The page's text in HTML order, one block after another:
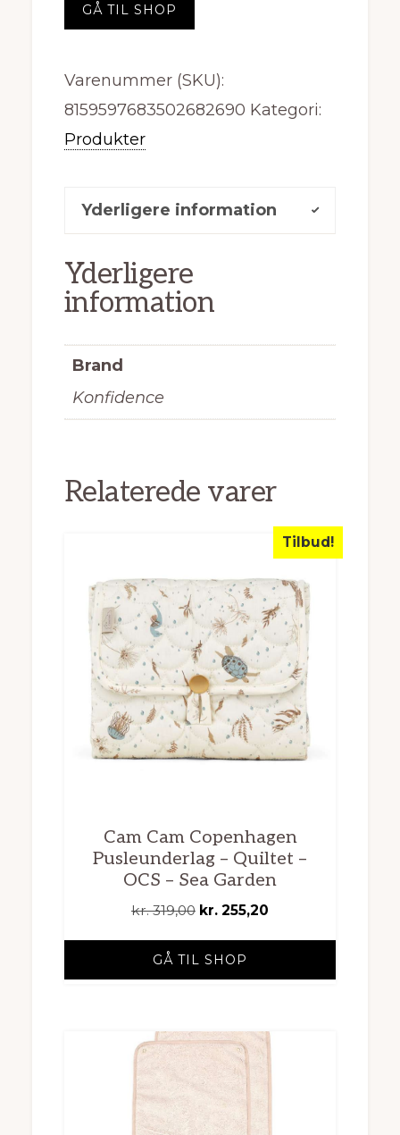
GÅ TIL SHOP
Varenummer (SKU):
8159597683502682690 Kategori:
Produkter
Yderligere information
Yderligere
information
Brand
Konfidence
Relaterede varer
Tilbud!
Cam Cam Copenhagen
Pusleunderlag – Quiltet –
OCS – Sea Garden
kr.319,00 Den
pris
kr. 255,20
GÅ TIL SHOP